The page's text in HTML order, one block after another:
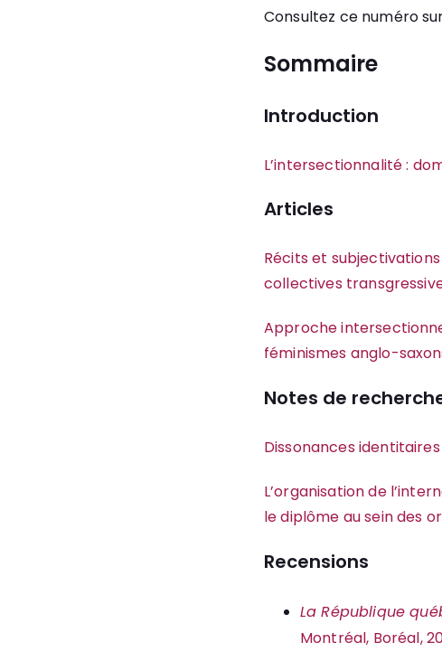
Consultez ce numéro
Sommaire
Introduction
L’intersectionnalité :
Articles
Récits et
collectives
Approche
féminismes anglo-
Notes de
Dissonances identitaires
L’organisation de
le diplôme au sein des
Recensions
La République
Montréal, Boréal,